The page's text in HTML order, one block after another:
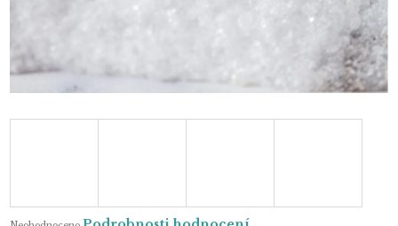
Průměrné